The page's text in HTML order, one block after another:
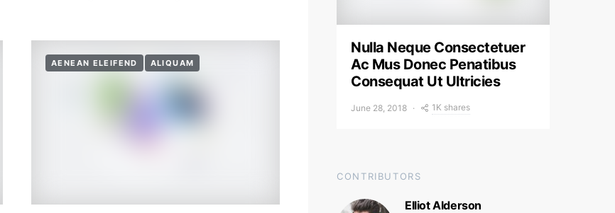
AENEAN ELEIFEND ALIQUAM
Nulla Neque Consectetuer
Ac Mus Donec Penatibus
Consequat Ut Ultricies
June 28, 2018 1K shares
CONTRIBUTORS
Elliot Alderson